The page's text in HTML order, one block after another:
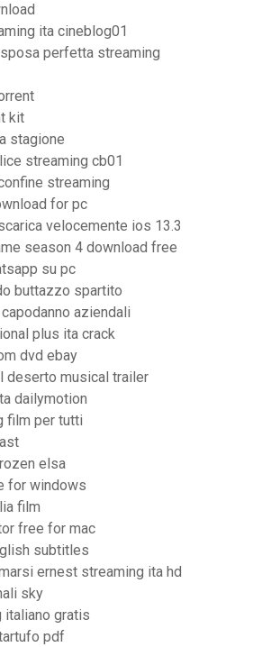
ita cineblog01
perfetta streaming
kit
stagione
streaming cb01
streaming
for pc
velocemente ios 13.3
season 4 download free
su pc
buttazzo spartito
aziendali
plus ita crack
dvd ebay
deserto musical trailer
dailymotion
film per tutti
elsa
for windows
film
free for mac
subtitles
ernest streaming ita hd
sky
italiano gratis
pdf